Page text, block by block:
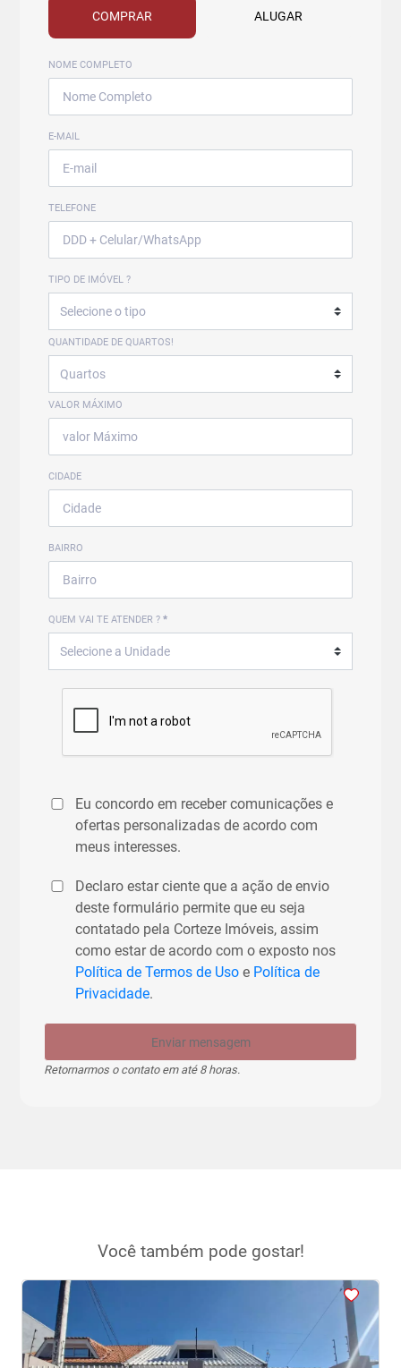
COMPRAR ALUGAR
NOME COMPLETO
E-MAIL
TELEFONE
TIPO DE IMÓVEL ?
QUANTIDADE DE QUARTOS!
VALOR MÁXIMO
CIDADE
BAIRRO
QUEM VAI TE ATENDER ?*
Eu concordo em receber comunicações e
ofertas personalizadas de acordo com
meus interesses.
Declaro estar ciente que a ação de envio
deste formulário permite que eu seja
contatado pela Corteze Imóveis, assim
como estar de acordo com o exposto nos
Política de Termos de Uso e Política de
Privacidade.
Enviar mensagem
Retornarmos o contato em até 8 horas.
Você também pode gostar!
<